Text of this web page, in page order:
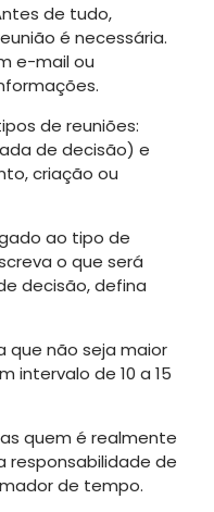
de tudo,
é necessária.
e-mail ou
de reuniões:
de decisão) e
criação ou
ao tipo de
o que será
decisão, defina
que não seja maior
intervalo de 10 a 15
quem é realmente
responsabilidade de
de tempo.